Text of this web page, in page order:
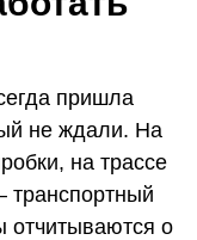
пришла
не ждали. На
на трассе
отчитываются о